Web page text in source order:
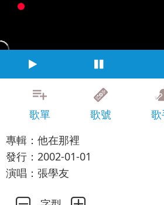
歌單 歌號
專輯：他在那裡
發行：2002-01-01
演唱：張學友